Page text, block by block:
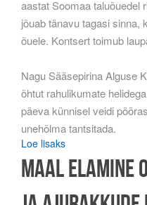
aastat Soomaa taluõuedel
jõuab tänavu tagasi sinna,
õuele. Kontsert toimub
Nagu Sääsepirina Alguse
õhtut rahulikumate
päeva künnisel veidi
unehõlma tantsitada.
Loe lisaks
Maal elamine